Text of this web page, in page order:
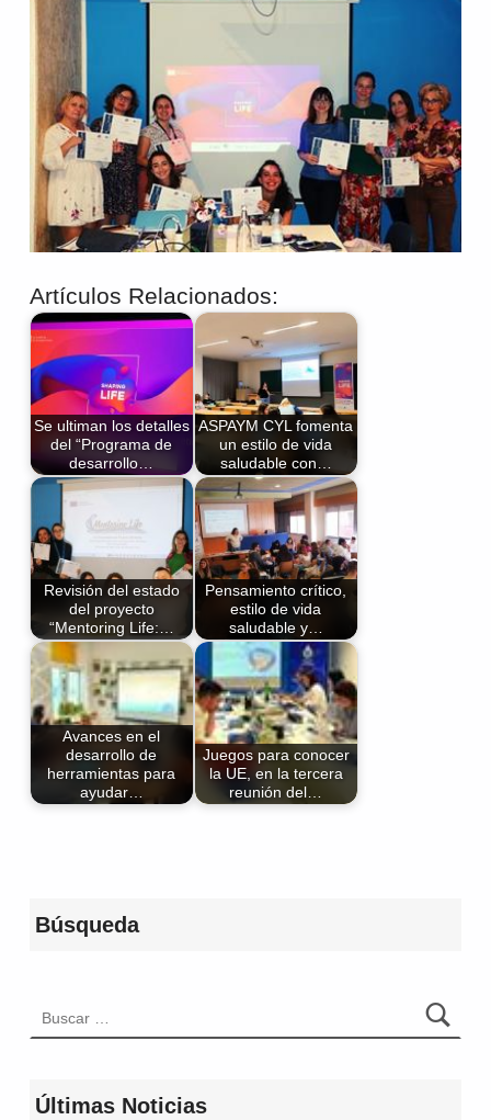
Artículos Relacionados:
Se ultiman los detalles
del “Programa de
desarrollo…
ASPAYM CYL fomenta
un estilo de vida
saludable con…
Revisión del estado
del proyecto
“Mentoring Life:…
Pensamiento crítico,
estilo de vida
saludable y…
Avances en el
desarrollo de
herramientas para
ayudar…
Juegos para conocer
la UE, en la tercera
reunión del…
Búsqueda
Últimas Noticias